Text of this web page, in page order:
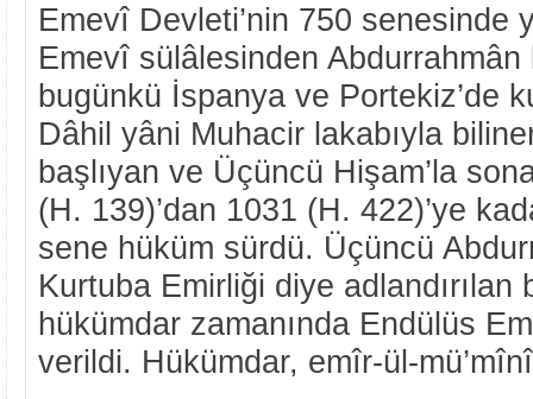
Emevî Devleti’nin 750 senesinde
Emevî sülâlesinden Abdurrahmân
bugünkü İspanya ve Portekiz’de
Dâhil yâni Muhacir lakabıyla
başlıyan ve Üçüncü Hişam’la
(H. 139)’dan 1031 (H. 422)’ye
sene hüküm sürdü. Üçüncü
Kurtuba Emirliği diye adlandırılan
hükümdar zamanında Endülüs
verildi. Hükümdar, emîr-ül-